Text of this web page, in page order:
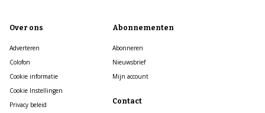
Over ons
Adverteren
Colofon
Cookie informatie
Cookie Instellingen
Privacy beleid
Abonnementen
Abonneren
Nieuwsbrief
Mijn account
Contact